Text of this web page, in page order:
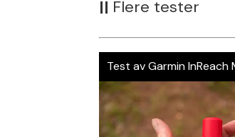
|| Flere tester
Test av Garmin InReach